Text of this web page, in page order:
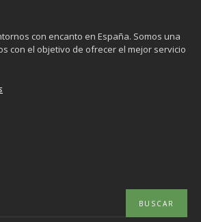
con encanto en España. Somos una
con el objetivo de ofrecer el mejor servicio